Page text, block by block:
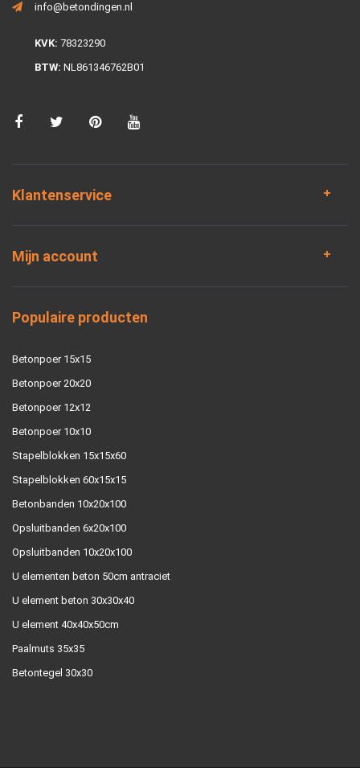
info@betondingen.nl
KVK: 78323290
BTW: NL861346762B01
Klantenservice
Mijn account
Populaire producten
Betonpoer 15x15
Betonpoer 20x20
Betonpoer 12x12
Betonpoer 10x10
Stapelblokken 15x15x60
Stapelblokken 60x15x15
Betonbanden 10x20x100
Opsluitbanden 6x20x100
Opsluitbanden 10x20x100
U elementen beton 50cm antraciet
U element beton 30x30x40
U element 40x40x50cm
Paalmuts 35x35
Betontegel 30x30